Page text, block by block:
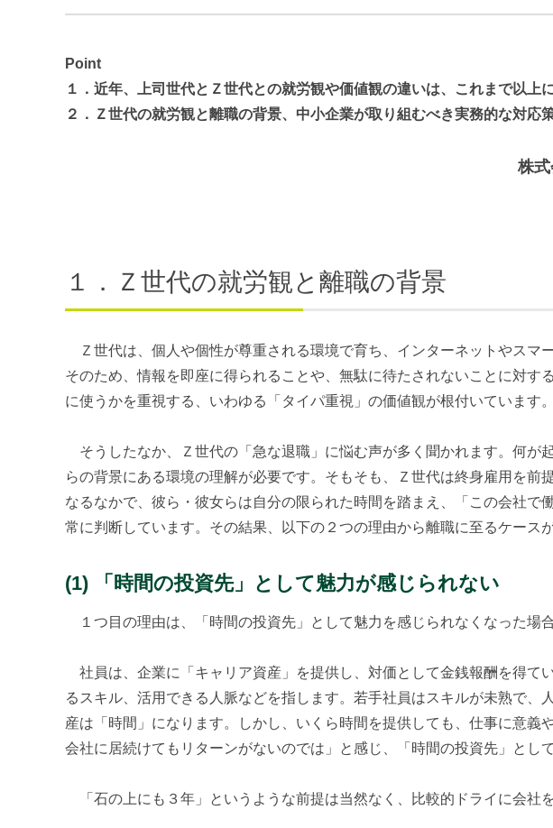
Point
１．近年、上司世代とＺ世代との就労観や価値観の違いは、これまで以上
２．Ｚ世代の就労観と離職の背景、中小企業が取り組むべき実務的な対応
株
１．Ｚ世代の就労観と離職の背景
Ｚ世代は、個人や個性が尊重される環境で育ち、インターネットやスマ
そのため、情報を即座に得られることや、無駄に待たされないことに対す
に使うかを重視する、いわゆる「タイパ重視」の価値観が根付いています。
そうしたなか、Ｚ世代の「急な退職」に悩む声が多く聞かれます。何が
らの背景にある環境の理解が必要です。そもそも、Ｚ世代は終身雇用を前
なるなかで、彼ら・彼女らは自分の限られた時間を踏まえ、「この会社で
常に判断しています。その結果、以下の２つの理由から離職に至るケース
(1) 「時間の投資先」として魅力が感じられない
１つ目の理由は、「時間の投資先」として魅力を感じられなくなった場合
社員は、企業に「キャリア資産」を提供し、対価として金銭報酬を得て
るスキル、活用できる人脈などを指します。若手社員はスキルが未熟で、
産は「時間」になります。しかし、いくら時間を提供しても、仕事に意義
会社に居続けてもリターンがないのでは」と感じ、「時間の投資先」とし
「石の上にも３年」というような前提は当然なく、比較的ドライに会社